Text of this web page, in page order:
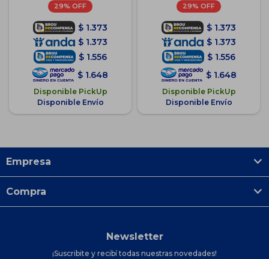
29
$ 1.373
$ 1.373
$ 1.556
$ 1.648
Disponible PickUp
Disponible Envío
29
$ 1.373
$ 1.373
$ 1.556
$ 1.648
Disponible PickUp
Disponible Envío
Empresa
Compra
Newsletter
¡Suscribite y recibí todas nuestras novedades!